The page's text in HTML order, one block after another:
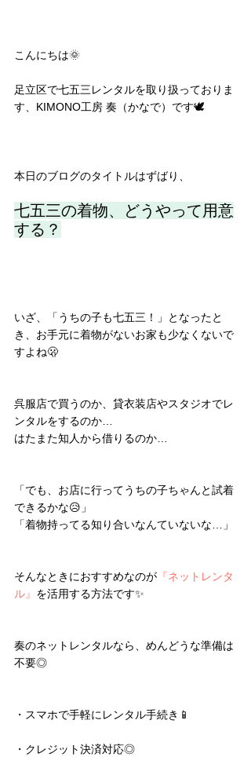
こんにちは🌞
足立区で七五三レンタルを取り扱っておりま
す、KIMONO工房 奏（かなで）です🕊️
本日のブログのタイトルはずばり、
七五三の着物、どうやって用意
する？
いざ、「うちの子も七五三！」となったと
き、お手元に着物がないお家も少なくないで
すよね🫢
呉服店で買うのか、貸衣装店やスタジオでレ
ンタルをするのか…
はたまた知人から借りるのか…
「でも、お店に行ってうちの子ちゃんと試着
できるかな😥」
「着物持ってる知り合いなんていないな…」
そんなときにおすすめなのが 『ネットレンタ
ル』 を活用する方法です✨
奏のネットレンタルなら、めんどうな準備は
不要◎
・スマホで手軽にレンタル手続き📱
・クレジット決済対応◎